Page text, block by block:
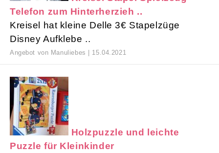
Telefon zum Hinterherzieh ..
Kreisel hat kleine Delle 3€ Stapelzüge
Disney Aufklebe ..
Angebot von Manuliebes | 15.04.2021
Holzpuzzle und leichte
Puzzle für Kleinkinder